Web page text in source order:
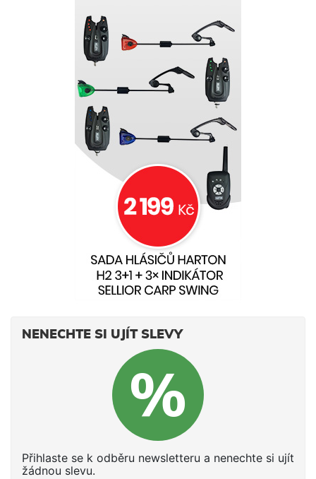
NENECHTE SI UJÍT SLEVY
Přihlaste se k odběru newsletteru a nenechte si ujít
žádnou slevu.